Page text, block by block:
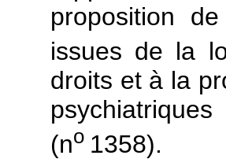
proposition
issues de la
droits et à la
(no 1358).